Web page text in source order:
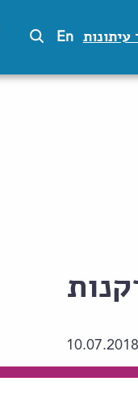
עיתונות En
10.07.2018